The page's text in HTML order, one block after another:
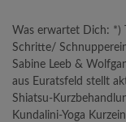
Was erwartet Dich: *)
Schritte/
Sabine Leeb &
aus Euratsfeld stellt
Shiatsu-
Kundalini-Yoga